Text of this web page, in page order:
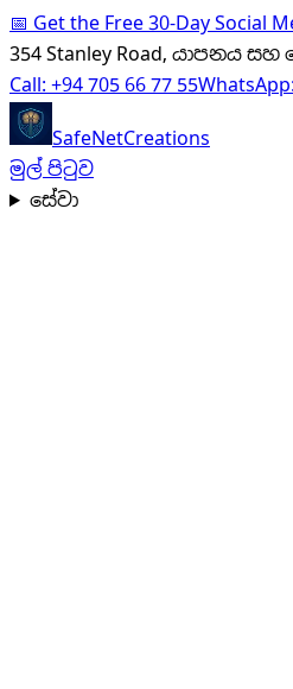
📅Get the Free 30-Day Social
354 Stanley Road, යාපනය
Call:+94 705 66 77 55
SafeNetCreations
මුල් පිටුව
සේවා